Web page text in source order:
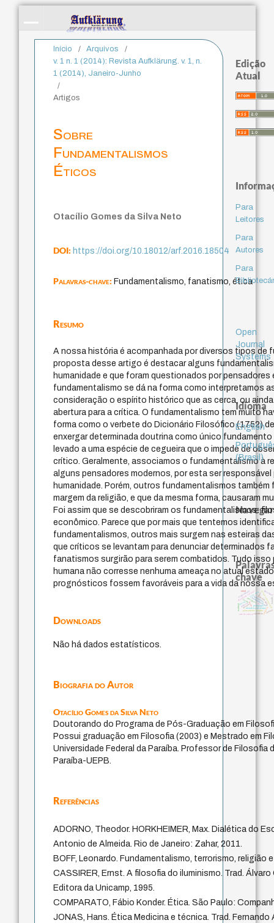
Início / Arquivos
/
v. 1 n. 1 (2014): Revista Aufklärung. v. 1, n.
1 (2014), Janeiro-Junho
/
Artigos
Sobre
Fundamentalismos
Éticos
Otacílio Gomes da Silva Neto
DOI:https://doi.org/10.18012/arf.2016.18504
Palavras-chave:Fundamentalismo, fanatismo, ética
Resumo
A nossa história é acompanhada por diversos tipos de
proposta desse artigo é destacar alguns
humanidade e que foram questionados por
fundamentalismo se dá na forma como interpretamos
consideração o espírito histórico que as cerca, ou
abertura para a crítica. O fundamentalismo tem muito
forma como o verbete do Dicionário Filosófico (1752)
enxergar determinada doutrina como único fundamento
levado a uma espécie de cegueira que o impede de
crítico. Geralmente, associamos o fundamentalismo à
alguns pensadores modernos, por esta ser
humanidade. Porém, outros fundamentalismos também
margem da religião, e que da mesma forma, causaram
Foi assim que se descobriram os fundamentalismos:
econômico. Parece que por mais que tentemos
fundamentalismos, outros mais surgem nas esteiras
que críticos se levantam para denunciar determinados
fanatismos surgirão para serem combatidos. Tudo isso
humana não corresse nenhuma ameaça no atual
prognósticos fossem favoráveis para a vida da nossa
Downloads
Não há dados estatísticos.
Biografia do Autor
Otacílio Gomes da Silva Neto
Doutorando do Programa de Pós-Graduação em
Possui graduação em Filosofia (2003) e Mestrado em
Universidade Federal da Paraíba. Professor de Filosofia
Paraíba-UEPB.
Referências
ADORNO, Theodor. HORKHEIMER, Max. Dialética do
Antonio de Almeida. Rio de Janeiro: Zahar, 2011.
BOFF, Leonardo. Fundamentalismo, terrorismo, religião
CASSIRER, Ernst. A filosofia do iluminismo. Trad. Álvaro
Editora da Unicamp, 1995.
COMPARATO, Fábio Konder. Ética. São Paulo:
JONAS, Hans. Ética Medicina e técnica. Trad.
Edição
Atual
Para
Leitores
Para
Autores
Para
Open
Journal
Systems
Idioma
English
(Brasil)
Navegar
chave
fundamentalismo
jacobiprotágoras
metafísica do tempo
género idade
intolerânciahistory of philosophy
identidade nacional
j.c.m. neto
palavra
perdón
leyes
violencia
guayaquil
logos
pedagogia
lei
acquaintance
pensamento singular
desejo
sacrifício
bataille
mind
therapy
arte de educar
realidad